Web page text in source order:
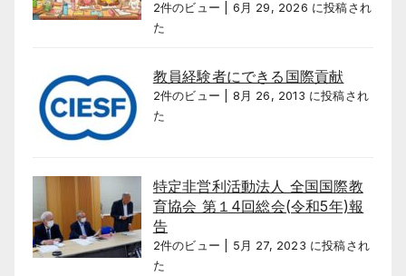
2件のビュー
6月 29, 2026 に投稿され
た
教員経験者にできる国際貢献
2件のビュー
8月 26, 2013 に投稿され
た
特定非営利活動法人 全国国際教
育協会 第１4回総会(令和5年)報
告
2件のビュー
5月 27, 2023 に投稿され
た